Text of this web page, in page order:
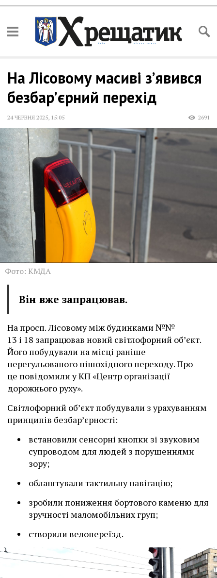
На Лісовому масиві з’явився
безбар’єрний перехід
24 ЧЕРВНЯ 2025, 15:05 2691
Фото: КМДА
Він вже запрацював.
На просп. Лісовому між будинками №№
13 і 18 запрацював новий світлофорний об’єкт.
Його побудували на місці раніше
нерегульованого пішохідного переходу. Про
це повідомили у КП «Центр організації
дорожнього руху».
Світлофорний об’єкт побудували з урахуванням
принципів безбар’єрності:
встановили сенсорні кнопки зі звуковим
супроводом для людей з порушеннями
зору;
облаштували тактильну навігацію;
зробили пониження бортового каменю для
зручності маломобільних груп;
створили велопереїзд.